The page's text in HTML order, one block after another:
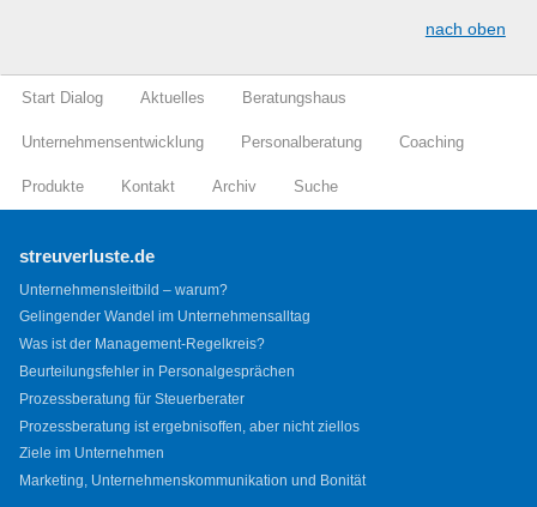
nach oben
Start Dialog Aktuelles Beratungshaus
Unternehmensentwicklung Personalberatung Coaching
Produkte Kontakt Archiv Suche
streuverluste.de
Unternehmensleitbild – warum?
Gelingender Wandel im Unternehmensalltag
Was ist der Management-Regelkreis?
Beurteilungsfehler in Personalgesprächen
Prozessberatung für Steuerberater
Prozessberatung ist ergebnisoffen, aber nicht ziellos
Ziele im Unternehmen
Marketing, Unternehmenskommunikation und Bonität